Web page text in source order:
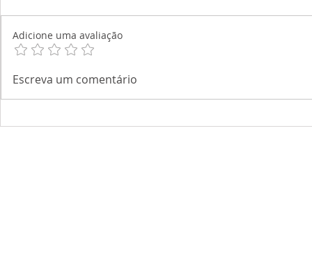
Adicione uma avaliação
Escreva um comentário